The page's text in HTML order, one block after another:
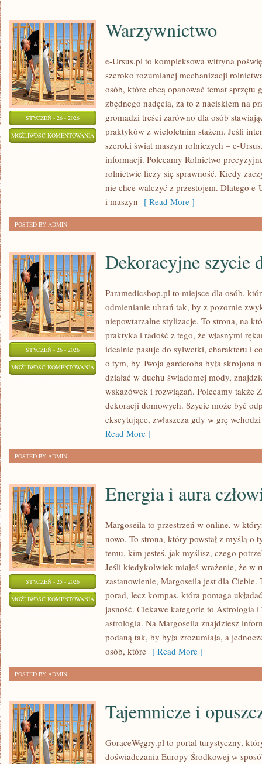
STYCZEŃ - 26 - 2026
MOŻLIWOŚĆ KOMENTOWANIA WARZYWNICTWO
Warzywnictwo
e-Ursus.pl to kompleksowa witryna
szeroko rozumianej mechanizacji
osób, które chcą opanować temat sprzętu
zbędnego nadęcia, za to z naciskiem na
gromadzi treści zarówno dla osób
praktyków z wieloletnim stażem. Jeśli
szeroki świat maszyn rolniczych – e-
informacji. Polecamy Rolnictwo
rolnictwie liczy się sprawność. Kiedy
nie chce walczyć z przestojem. Dlatego
i maszyn [ Read More ]
POSTED BY ADMIN
STYCZEŃ - 26 - 2026
MOŻLIWOŚĆ KOMENTOWANIA DEKORACYJNE
SZYCIE
DOMU
Dekoracyjne szycie
Paramedicshop.pl to miejsce dla osób,
odmienianie ubrań tak, by z pozornie
niepowtarzalne stylizacje. To strona, na
praktyka i radość z tego, że własnymi
idealnie pasuje do sylwetki, charakteru i
o tym, by Twoja garderoba była skrojona
działać w duchu świadomej mody,
wskazówek i rozwiązań. Polecamy także
dekoracji domowych. Szycie może być
ekscytujące, zwłaszcza gdy w grę
Read More ]
POSTED BY ADMIN
STYCZEŃ - 25 - 2026
MOŻLIWOŚĆ KOMENTOWANIA ENERGIA
AURA
CZŁOWIEKA
Energia i aura
Margoseila to przestrzeń w online, w
nowo. To strona, który powstał z myślą o
temu, kim jesteś, jak myślisz, czego
Jeśli kiedykolwiek miałeś wrażenie, że
zastanowienie, Margoseila jest dla
porad, lecz kompas, która pomaga
jasność. Ciekawe kategorie to Astrologia
astrologia. Na Margoseila znajdziesz
podaną tak, by była zrozumiała, a
osób, które [ Read More ]
POSTED BY ADMIN
Tajemnicze i
GorąceWęgry.pl to portal turystyczny,
doświadczania Europy Środkowej w